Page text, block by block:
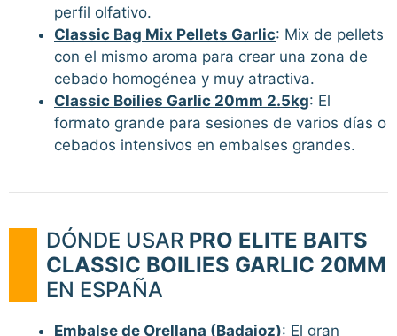
perfil olfativo.
Classic Bag Mix Pellets Garlic: Mix de pellets
con el mismo aroma para crear una zona de
cebado homogénea y muy atractiva.
Classic Boilies Garlic 20mm 2.5kg: El
formato grande para sesiones de varios días o
cebados intensivos en embalses grandes.
DÓNDE USAR PRO ELITE BAITS
CLASSIC BOILIES GARLIC 20MM
EN ESPAÑA
Embalse de Orellana (Badajoz): El gran